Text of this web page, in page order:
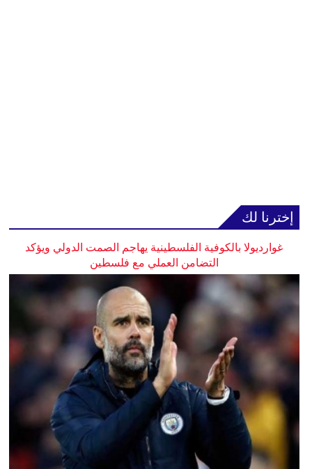
إخترنا لك
غوارديولا بالكوفية الفلسطينية يهاجم الصمت الدولي ويؤكد
التضامن العملي مع فلسطين